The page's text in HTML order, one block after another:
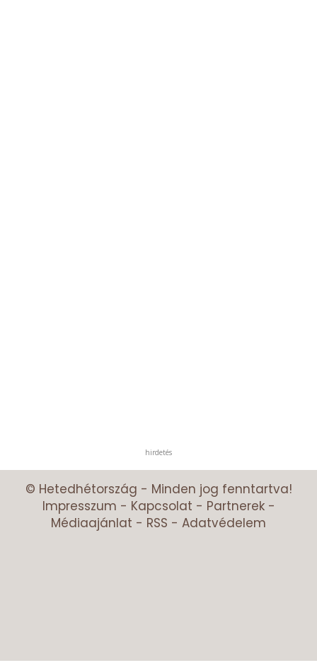
hirdetés
© Hetedhétország - Minden jog fenntartva!
Impresszum - Kapcsolat - Partnerek-
Médiaajánlat - RSS - Adatvédelem